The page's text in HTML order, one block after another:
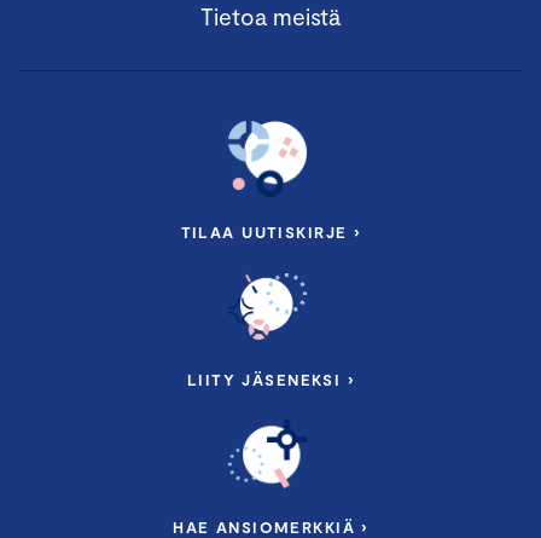
Tietoa meistä
TILAA UUTISKIRJE ›
LIITY JÄSENEKSI ›
HAE ANSIOMERKKIÄ ›